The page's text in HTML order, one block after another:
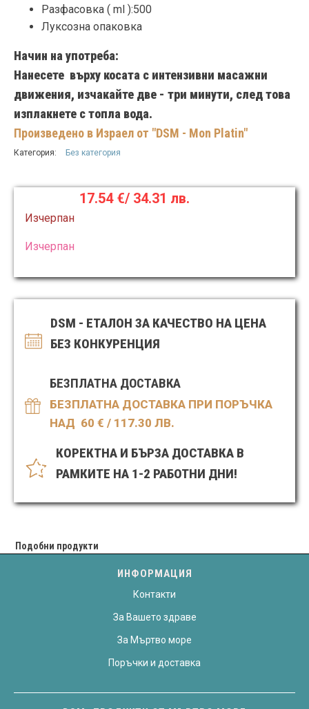
Разфасовка ( ml ):500
Луксозна опаковка
Начин на употреба:
Нанесете върху косата с интензивни масажни
движения, изчакайте две - три минути, след това
изплакнете с топла вода.
Произведено в Израел от "DSM - Mon Platin"
Категория: Без категория
17.54 €/ 34.31 лв.
Изчерпан
Изчерпан
DSM - ЕТАЛОН ЗА КАЧЕСТВО НА ЦЕНА
БЕЗ КОНКУРЕНЦИЯ
БЕЗПЛАТНА ДОСТАВКА
БЕЗПЛАТНА ДОСТАВКА ПРИ ПОРЪЧКА
НАД 60 € / 117.30 ЛВ.
КОРЕКТНА И БЪРЗА ДОСТАВКА В
РАМКИТЕ НА 1-2 РАБОТНИ ДНИ!
Подобни продукти
ИНФОРМАЦИЯ
Контакти
За Вашето здраве
За Мъртво море
Поръчки и доставка